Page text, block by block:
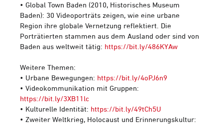
• Global Town Baden (2010, Historisches Museum
Baden): 30 Videoporträts zeigen, wie eine urbane
Region ihre globale Vernetzung reflektiert. Die
Porträtierten stammen aus dem Ausland oder sind von
Baden aus weltweit tätig: https://bit.ly/486KYAw
Weitere Themen:
• Urbane Bewegungen: https://bit.ly/4oPJ6n9
• Videokommunikation mit Gruppen:
https://bit.ly/3XB11lc
• Kulturelle Identität: https://bit.ly/49tCh5U
• Zweiter Weltkrieg, Holocaust und Erinnerungskultur: